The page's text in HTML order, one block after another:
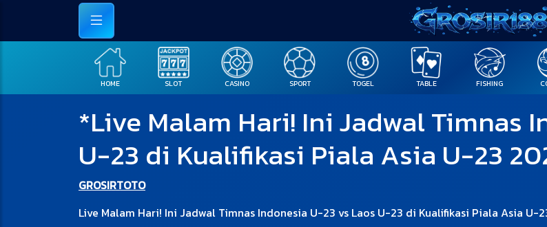
HOME SLOT CASINO SPORT TOGEL TABLE FISHING
*Live Malam Hari! Ini Jadwal Timnas
U-23 di Kualifikasi Piala Asia U-23
GROSIRTOTO
Live Malam Hari! Ini Jadwal Timnas Indonesia U-23 vs Laos U-23 di Kualifikasi Piala Asia U-